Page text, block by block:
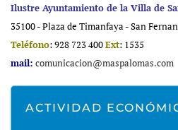
Ilustre Ayuntamiento de la Villa de
35100 - Plaza de Timanfaya - San
Teléfono: 928 723 400Ext: 1535
mail: comunicacion@maspalomas.com
ACTIVIDAD